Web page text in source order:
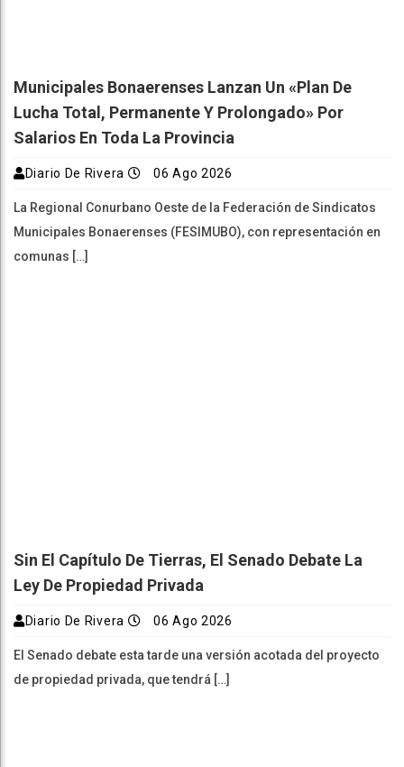
Municipales Bonaerenses Lanzan Un «plan De
Lucha Total, Permanente Y Prolongado» Por
Salarios En Toda La Provincia
Diario De Rivera 06 Ago 2026
La Regional Conurbano Oeste de la Federación de Sindicatos
Municipales Bonaerenses (FESIMUBO), con representación en
comunas […]
Sin El Capítulo De Tierras, El Senado Debate La
Ley De Propiedad Privada
Diario De Rivera 06 Ago 2026
El Senado debate esta tarde una versión acotada del proyecto
de propiedad privada, que tendrá […]